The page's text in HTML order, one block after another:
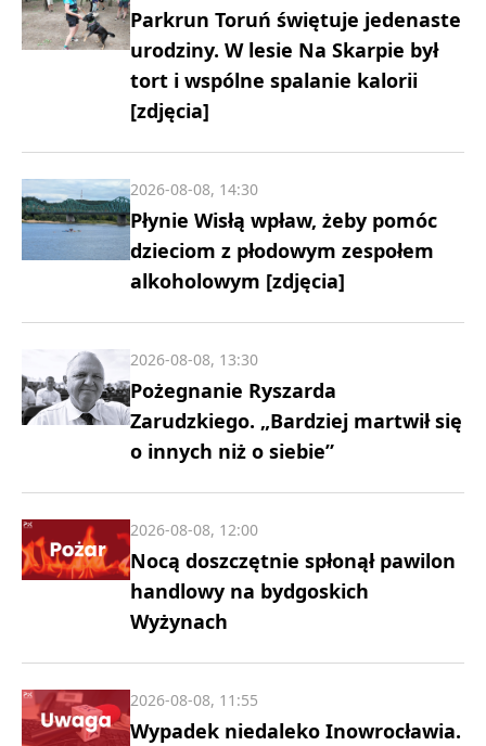
Parkrun Toruń świętuje jedenaste
urodziny. W lesie Na Skarpie był
tort i wspólne spalanie kalorii
[zdjęcia]
Płynie Wisłą wpław, żeby pomóc
dzieciom z płodowym zespołem
alkoholowym [zdjęcia]
2026-08-08, 14:30
Pożegnanie Ryszarda
Zarudzkiego. „Bardziej martwił się
o innych niż o siebie”
2026-08-08, 13:30
Nocą doszczętnie spłonął pawilon
handlowy na bydgoskich
Wyżynach
2026-08-08, 12:00
Wypadek niedaleko Inowrocławia.
2026-08-08, 11:55